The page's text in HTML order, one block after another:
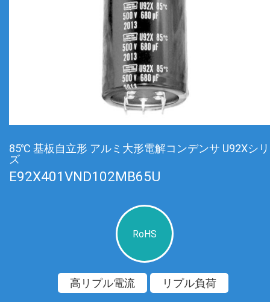
85℃ 基板自立形 アルミ大形電解コンデンサ U92Xシ
ズ
E92X401VND102MB65U
RoHS
高リプル電流 リプル負荷